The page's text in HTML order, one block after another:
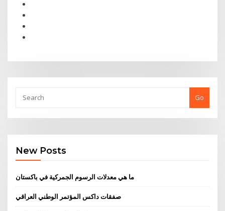
Go
New Posts
ما هي معدلات الرسوم الجمركية في باكستان
صفقات داكس المؤتمر الوطني العراقي